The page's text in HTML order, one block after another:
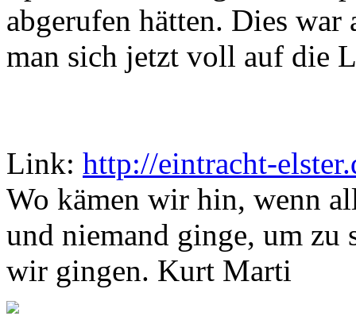
abgerufen hätten. Dies
man sich jetzt voll auf die
Link: http://eintracht-
Wo kämen wir hin, wenn
und niemand ginge, um zu
wir gingen. Kurt Marti